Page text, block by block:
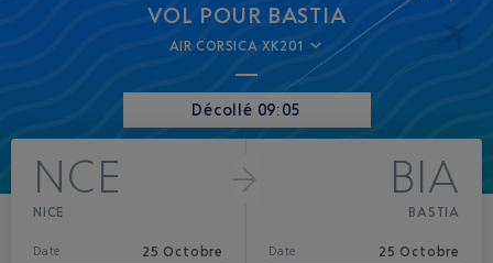
VOL POUR BASTIA
AIR CORSICA XK201
Décollé 09:05
NCE
NICE
Date 25 Octobre
BIA
BASTIA
Date 25 Octobre